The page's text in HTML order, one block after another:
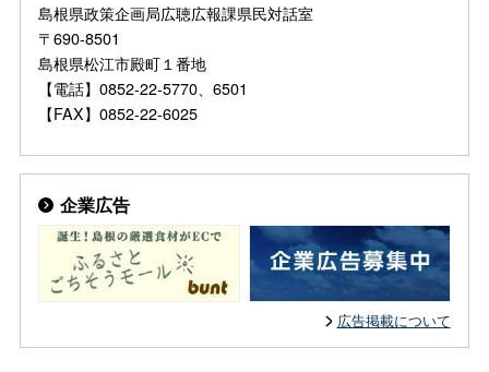
島根県政策企画局広聴広報課県民対話室
〒690-8501
島根県松江市殿町１番地
【電話】0852-22-5770、6501
【FAX】0852-22-6025
企業広告
広告掲載について